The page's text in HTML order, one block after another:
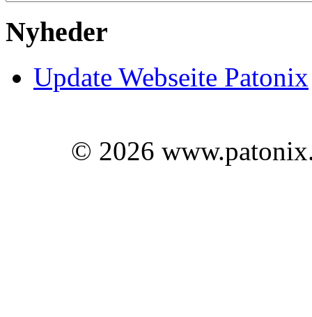
Nyheder
Update Webseite Patonix
© 2026